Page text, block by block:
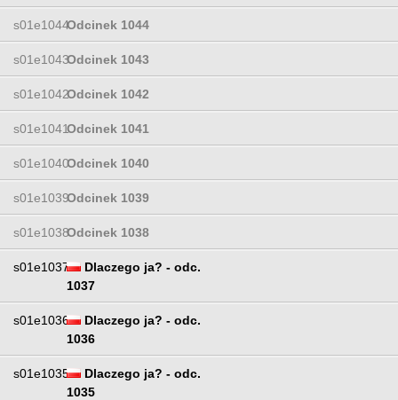
s01e1044Odcinek 1044
s01e1043Odcinek 1043
s01e1042Odcinek 1042
s01e1041Odcinek 1041
s01e1040Odcinek 1040
s01e1039Odcinek 1039
s01e1038Odcinek 1038
s01e1037
Dlaczego ja? - odc.
1037
s01e1036
Dlaczego ja? - odc.
1036
s01e1035
Dlaczego ja? - odc.
1035